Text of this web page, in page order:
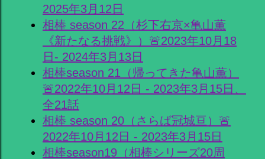
2025年3月12日
相棒 season 22（杉下右京×亀山薫
《新たなる挑戦》）🚨2023年10月18
日- 2024年3月13日
相棒season 21（帰ってきた亀山薫）
🚨2022年10月12日 - 2023年3月15日、
全21話
相棒 season 20（さらば冠城亘）🚨
2022年10月12日 - 2023年3月15日
相棒season19（相棒シリーズ20周